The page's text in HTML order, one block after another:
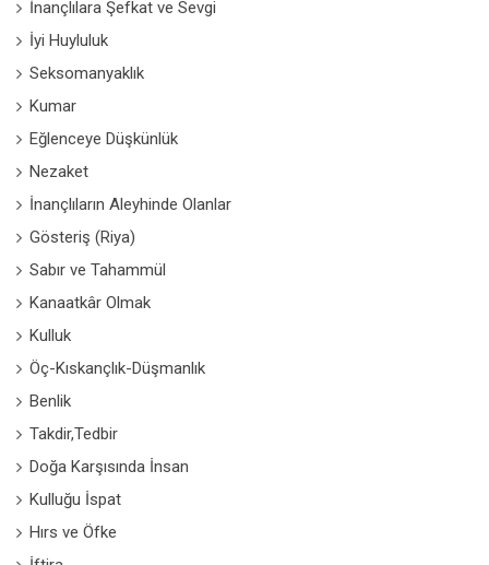
İnançlılara Şefkat ve Sevgi
İyi Huyluluk
Seksomanyaklık
Kumar
Eğlenceye Düşkünlük
Nezaket
İnançlıların Aleyhinde Olanlar
Gösteriş (Riya)
Sabır ve Tahammül
Kanaatkâr Olmak
Kulluk
Öç-Kıskançlık-Düşmanlık
Benlik
Takdir,Tedbir
Doğa Karşısında İnsan
Kulluğu İspat
Hırs ve Öfke